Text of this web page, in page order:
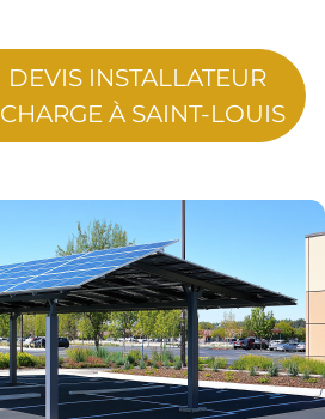
INSTALLATEUR
À SAINT-LOUIS